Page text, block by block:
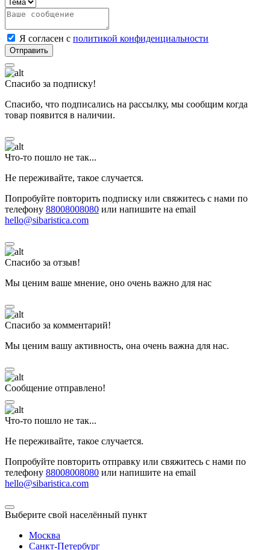
Я согласен с политикой конфиденциальности
Спасибо за подписку!
Спасибо, что подписались на рассылку, мы сообщим когда
товар появится в наличии.
Что-то пошло не так...
Не переживайте, такое случается.
Попробуйте повторить подписку или свяжитесь с нами по
телефону 88008008080 или напишите на email
hello@sibaristica.com
Спасибо за отзыв!
Мы ценим ваше мнение, оно очень важно для нас
Спасибо за комментарий!
Мы ценим вашу активность, она очень важна для нас.
Сообщение отправлено!
Что-то пошло не так...
Не переживайте, такое случается.
Попробуйте повторить отправку или свяжитесь с нами по
телефону 88008008080 или напишите на email
hello@sibaristica.com
Выберите свой населённый пункт
Москва
Санкт-Петербург